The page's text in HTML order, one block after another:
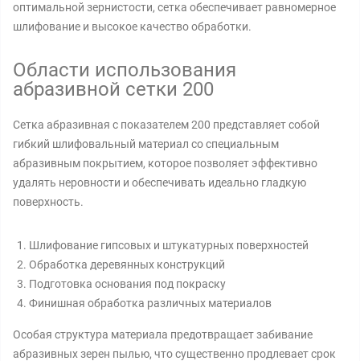
оптимальной зернистости, сетка обеспечивает равномерное
шлифование и высокое качество обработки.
Области использования
абразивной сетки 200
Сетка абразивная с показателем 200 представляет собой
гибкий шлифовальный материал со специальным
абразивным покрытием, которое позволяет эффективно
удалять неровности и обеспечивать идеально гладкую
поверхность.
Шлифование гипсовых и штукатурных поверхностей
Обработка деревянных конструкций
Подготовка основания под покраску
Финишная обработка различных материалов
Особая структура материала предотвращает забивание
абразивных зерен пылью, что существенно продлевает срок